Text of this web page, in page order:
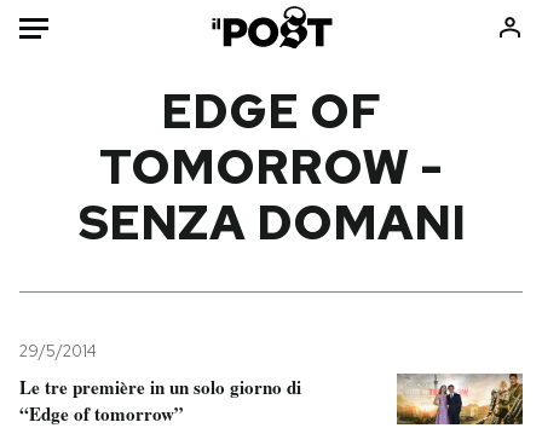
HOME
Italia
Mondo
Internet
Scienza
Cultura
Moda
Libri
EDGE OF
TOMORROW -
SENZA DOMANI
29/5/2014
Le tre première in un solo giorno di
“Edge of tomorrow”